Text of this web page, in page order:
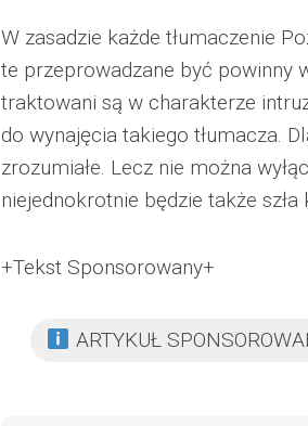
W zasadzie każde tłumaczenie
te przeprowadzane być powinny
traktowani są w charakterze
do wynajęcia takiego tłumacza.
zrozumiałe. Lecz nie można
niejednokrotnie będzie także
+Tekst Sponsorowany+
ARTYKUŁ